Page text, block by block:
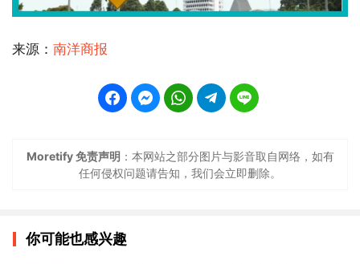
来源： 南洋商报
Moretify 免责声明 ：本网站之部分图片与影音取自网络，如有
任何侵权问题请告知，我们会立即删除。
你可能也感兴趣